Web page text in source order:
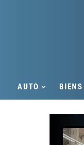
AUTO BIENS